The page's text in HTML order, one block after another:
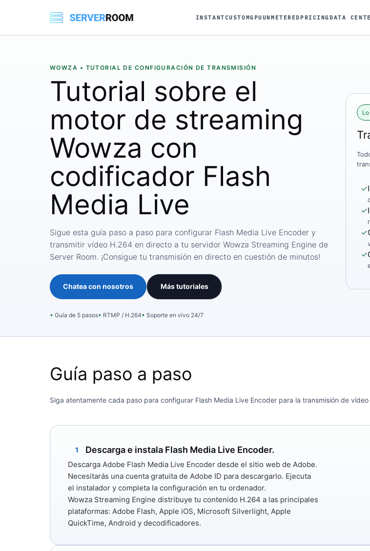
INSTANTCUSTOMGPUUNMETERED PRICING DATA
WOWZA • TUTORIAL DE CONFIGURACIÓN DE TRANSMISIÓN
Tutorial sobre el
motor de streaming
Wowza con
codificador Flash
Media Live
Sigue esta guía paso a paso para configurar Flash Media Live Encoder y
transmitir vídeo H.264 en directo a tu servidor Wowza Streaming Engine de
Server Room. ¡Consigue tu transmisión en directo en cuestión de minutos!
Chatea con nosotros Más tutoriales
Guía de 5 pasos RTMP / H.264 Soporte en vivo 24/7
✓
✓
✓
✓
Guía paso a paso
Siga atentamente cada paso para configurar Flash Media Live Encoder para la transmisión de
1 Descarga e instala Flash Media Live Encoder.
Descarga Adobe Flash Media Live Encoder desde el sitio web de Adobe.
Necesitarás una cuenta gratuita de Adobe ID para descargarlo. Ejecuta
el instalador y completa la configuración en tu ordenador.
Wowza Streaming Engine distribuye tu contenido H.264 a las principales
plataformas: Adobe Flash, Apple iOS, Microsoft Silverlight, Apple
QuickTime, Android y decodificadores.